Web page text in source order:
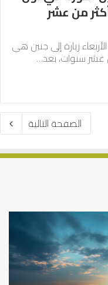
من عشر
زيارة إلى جنين هي
عشر سنوات، بعد…
الصفحة التالية